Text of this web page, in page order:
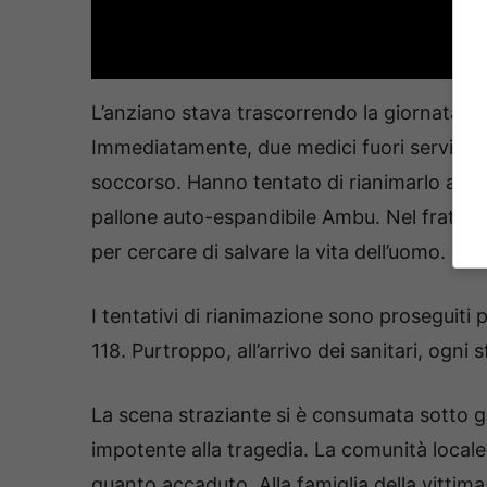
L’anziano stava trascorrendo la giornata
Immediatamente, due medici fuori
soccorso. Hanno tentato di rianimarlo
pallone auto-espandibile Ambu. Nel
per cercare di salvare la vita dell’uomo.
I tentativi di rianimazione sono proseguiti
118. Purtroppo, all’arrivo dei sanitari, ogni
La scena straziante si è consumata sotto
impotente alla tragedia. La comunità